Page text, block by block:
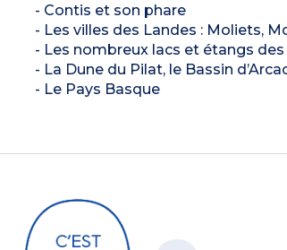
- Contis et son phare
- Les villes des Landes : Moliets,
- Les nombreux lacs et étangs
- La Dune du Pilat, le Bassin
- Le Pays Basque